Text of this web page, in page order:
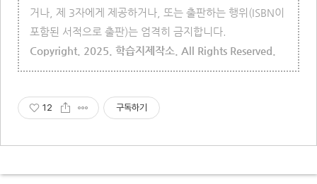
거나, 제 3자에게 제공하거나, 또는 출판하는 행위(ISBN이
포함된 서적으로 출판)는 엄격히 금지합니다.
Copyright. 2025. 학습지제작소. All Rights Reserved.
12 구독하기